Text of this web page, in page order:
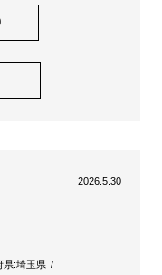
2026.5.30
県:埼玉県